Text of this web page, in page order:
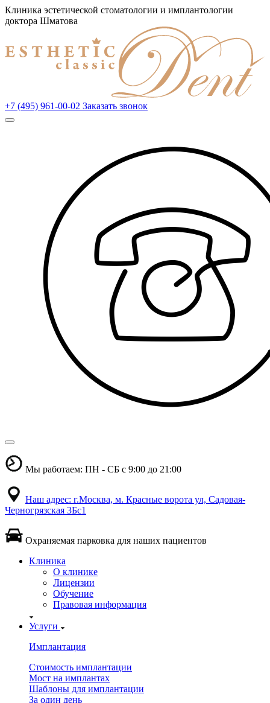
Клиника эстетической стоматологии и имплантологии
доктора Шматова
+7 (495) 961-00-02 Заказать звонок
Мы работаем: ПН - СБ с 9:00 до 21:00
Наш адрес: г.Москва, м. Красные ворота ул, Садовая-
Черногрязская 3Бс1
Охраняемая парковка для наших пациентов
Клиника
О клинике
Лицензии
Обучение
Правовая информация
Услуги
Имплантация
Стоимость имплантации
Мост на имплантах
Шаблоны для имплантации
За один день